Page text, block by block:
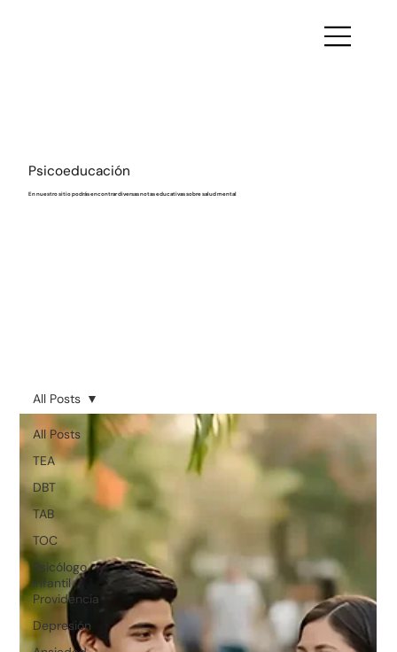
Psicoeducación
En nuestro sitio podrás encontrar diversas notas educativas sobre salud mental
All Posts
TEA
DBT
TAB
TOC
Psicólogo
infantil
Providencia
Depresión
All Posts